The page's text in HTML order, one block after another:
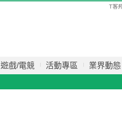
T客
遊戲/電競 活動專區 業界動態